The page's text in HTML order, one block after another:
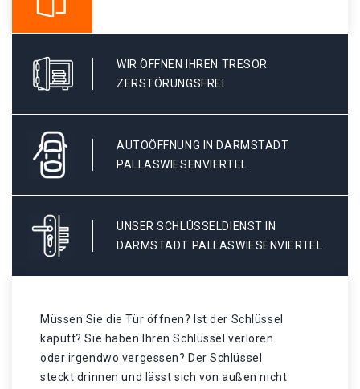
WIR ÖFFNEN IHREN TRESOR
ZERSTÖRUNGSFREI
AUTOÖFFNUNG IN DARMSTADT
PALLASWIESENVIERTEL
UNSER SCHLÜSSELDIENST IN
DARMSTADT PALLASWIESENVIERTEL
Müssen Sie die Tür öffnen? Ist der Schlüssel
kaputt? Sie haben Ihren Schlüssel verloren
oder irgendwo vergessen? Der Schlüssel
steckt drinnen und lässt sich von außen nicht